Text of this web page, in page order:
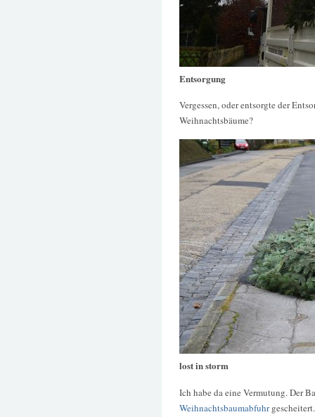
Entsorgung
Vergessen, oder entsorgte der
Weihnachtsbäume?
lost in storm
Ich habe da eine Vermutung. Der
Weihnachtsbaumabfuhrgescheitert.